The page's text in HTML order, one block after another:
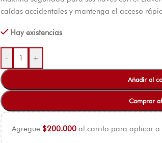
caídas accidentales y mantenga el acceso
Hay existencias
- +
Añadir al
Comprar
Agregue $200.000al carrito para aplicar a